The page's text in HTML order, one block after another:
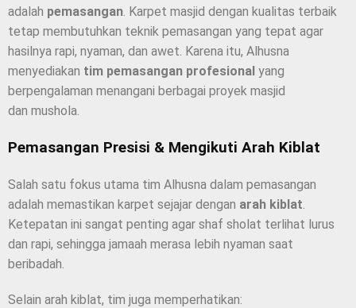
adalah pemasangan . Karpet masjid dengan kualitas terbaik
tetap membutuhkan teknik pemasangan yang tepat agar
hasilnya rapi, nyaman, dan awet. Karena itu, Alhusna
menyediakan tim pemasangan profesional yang
berpengalaman menangani berbagai proyek masjid
dan mushola.
Pemasangan Presisi & Mengikuti Arah Kiblat
Salah satu fokus utama tim Alhusna dalam pemasangan
adalah memastikan karpet sejajar dengan arah kiblat
Ketepatan ini sangat penting agar shaf sholat terlihat lurus
dan rapi, sehingga jamaah merasa lebih nyaman saat
beribadah.
Selain arah kiblat, tim juga memperhatikan: